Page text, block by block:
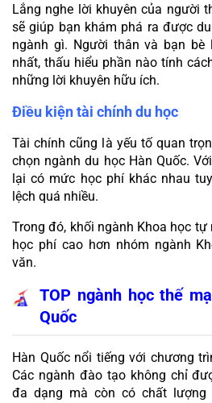
Lắng nghe lời khuyên của người
sẽ giúp bạn khám phá ra được
ngành gì. Người thân và bạn
nhất, thấu hiểu phần nào tính
những lời khuyên hữu ích.
Điều kiện tài chính du học
Tài chính cũng là yếu tố quan
chọn ngành du học Hàn Quốc.
lại có mức học phí khác nhau
lệch quá nhiều.
Trong đó, khối ngành Khoa học
học phí cao hơn nhóm ngành
văn.
TOP ngành học thế
Quốc
Hàn Quốc nổi tiếng với chương
Các ngành đào tạo không chỉ
đa dạng mà còn có chất